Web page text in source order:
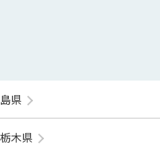
県
栃木県